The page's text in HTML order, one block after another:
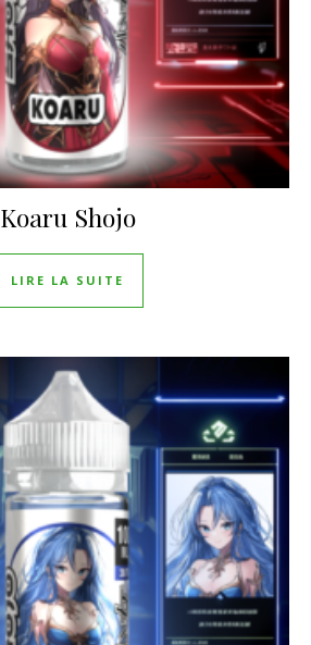
Koaru Shojo
LIRE LA SUITE